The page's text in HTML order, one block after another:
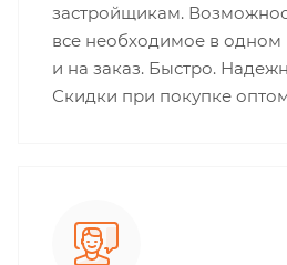
застройщикам.
все необходимое в одном
и на заказ. Быстро.
Скидки при покупке